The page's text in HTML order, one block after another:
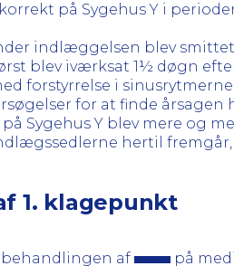
på Sygehus Y i
indlæggelsen blev
blev iværksat 1½ døgn
forstyrrelse i
for at finde
Sygehus Y blev mere og
hertil
1. klagepunkt
behandlingen af
på